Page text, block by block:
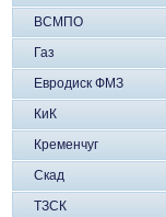
ВСМПО
Газ
Евродиск ФМЗ
КиК
Кременчуг
Скад
ТЗСК